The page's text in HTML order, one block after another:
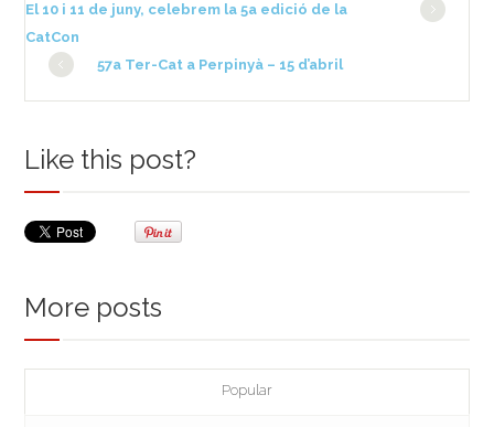
El 10 i 11 de juny, celebrem la 5a edició de la
CatCon
57a Ter-Cat a Perpinyà – 15 d’abril
Like this post?
More posts
Popular